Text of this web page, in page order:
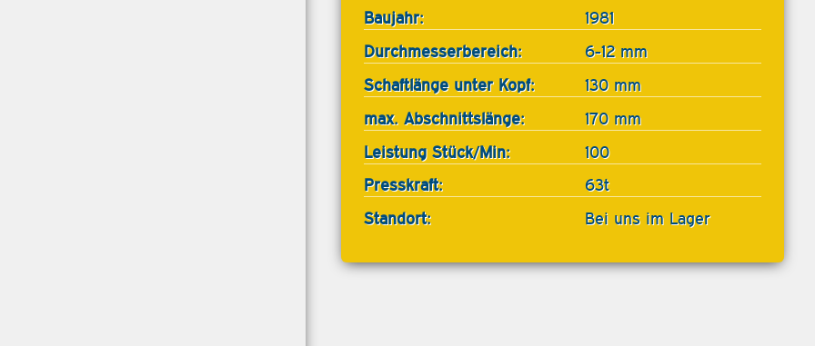
Baujahr:
1981
Durchmesserbereich:
6-12 mm
Schaftlänge unter Kopf:
130 mm
max. Abschnittslänge:
170 mm
Leistung Stück/Min:
100
Presskraft:
63t
Standort:
Bei uns im Lager